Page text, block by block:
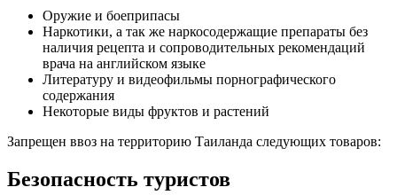
Оружие и боеприпасы
Наркотики, а так же наркосодержащие препараты без
наличия рецепта и сопроводительных рекомендаций
врача на английском языке
Литературу и видеофильмы порнографического
содержания
Некоторые виды фруктов и растений
Запрещен ввоз на территорию Таиланда следующих товаров:
Безопасность туристов